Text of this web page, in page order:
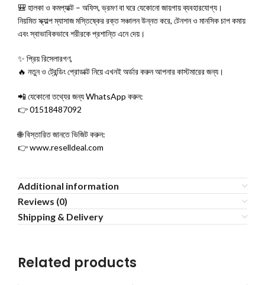
🎒 হালকা ও কমপ্যাক্ট – অফিস, ভ্রমণ বা ঘরে যেকোনো জায়গায় ব্যবহারযোগ্য।
নিয়মিত স্ক্যাল্প ম্যাসাজ মস্তিষ্কের রক্ত সঞ্চালন উন্নত করে, টেনশন ও মানসিক চাপ কমায়
এবং স্বাভাবিকভাবে শরীরকে প্রশান্তি এনে দেয়।
✨ প্রিয় রিসেলারগণ,
🔥 নতুন ও ট্রেন্ডিং প্রোডাক্ট নিয়ে এখনই অর্ডার করুন আপনার কাস্টমারের জন্য।
📲 যেকোনো তথ্যের জন্য WhatsApp করুন:
👉 01518487092
🌐 বিস্তারিত জানতে ভিজিট করুন:
👉 www.reselldeal.com
Additional information
Reviews (0)
Shipping & Delivery
Related products